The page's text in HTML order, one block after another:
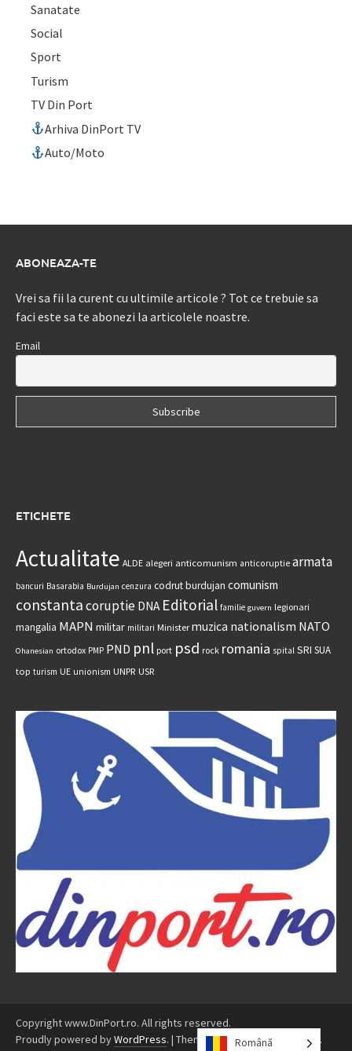
Sanatate
Social
Sport
Turism
TV Din Port
Arhiva DinPort TV
Auto/Moto
ABONEAZA-TE
Vrei sa fii la curent cu ultimile articole ? Tot ce trebuie sa
faci este sa te abonezi la articolele noastre.
Email
ETICHETE
Actualitate ALDE alegeri anticomunism anticoruptie armata
bancuri Basarabia Burdujan cenzura codrut burdujan comunism
constantacoruptie DNA Editorial familie guvern legionari
mangalia MAPN militar militari Minister muzica nationalism NATO
Ohanesian ortodox PMP PND pnl port psd rock romania spital SRI SUA
top turism UE unionism UNPR USR
Copyright www.DinPort.ro. All rights reserved.
Proudly powered byWordPress. | Theme: Awaken byThemezHut .
Română